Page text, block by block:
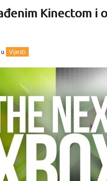
Kinectom i
u Vijesti